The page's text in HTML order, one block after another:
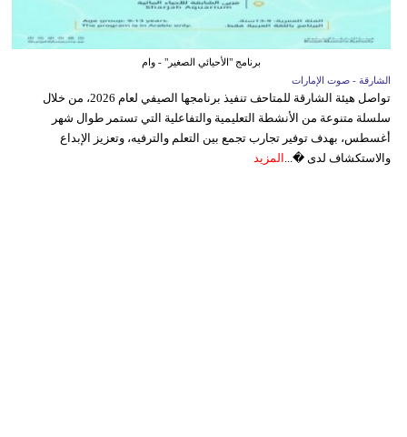
برنامج "الأحيائي الصغير" - وام
الشارقة - صوت الإمارات
تواصل هيئة الشارقة للمتاحف تنفيذ برنامجها الصيفي لعام 2026، من خلال
سلسلة متنوعة من الأنشطة التعليمية والتفاعلية التي تستمر طوال شهر
أغسطس، بهدف توفير تجارب تجمع بين التعلم والترفيه، وتعزيز الإبداع
والاستكشاف لدى �... المزيد